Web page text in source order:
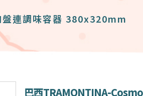
連調味容器 380x320mm
巴西TRAMONTINA-